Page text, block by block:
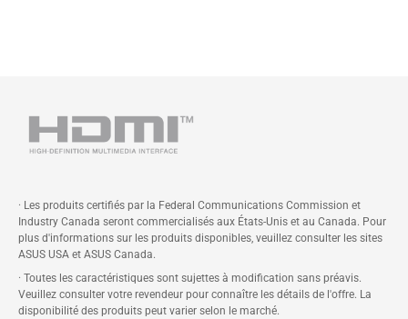
· Les produits certifiés par la Federal Communications Commission et
Industry Canada seront commercialisés aux États-Unis et au Canada. Pour
plus d'informations sur les produits disponibles, veuillez consulter les sites
ASUS USA et ASUS Canada.
· Toutes les caractéristiques sont sujettes à modification sans préavis.
Veuillez consulter votre revendeur pour connaître les détails de l'offre. La
disponibilité des produits peut varier selon le marché.